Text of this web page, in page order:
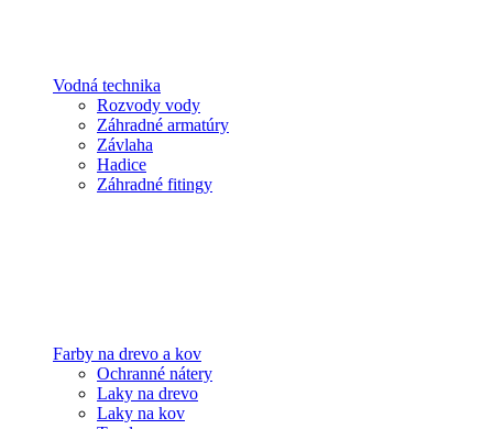
Vodná technika
Rozvody vody
Záhradné armatúry
Závlaha
Hadice
Záhradné fitingy
Farby na drevo a kov
Ochranné nátery
Laky na drevo
Laky na kov